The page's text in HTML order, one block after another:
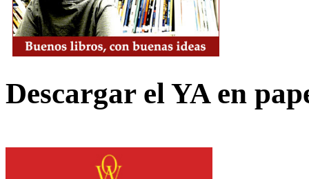
Descargar el YA en